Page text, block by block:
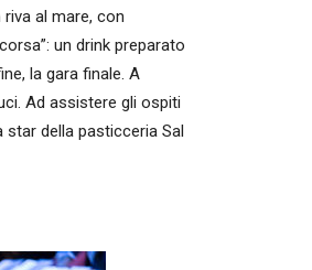
al mare, con
un drink preparato
la gara finale. A
Ad assistere gli ospiti
della pasticceria Sal